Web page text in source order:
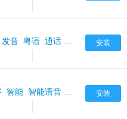
安装
发音 粤语 通话 翻译器
安装
智能 智能语音 狗 系统